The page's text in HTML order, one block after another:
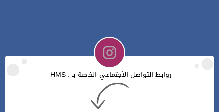
روابط التواصل الأجتماعي الخاصة بـ : HMS